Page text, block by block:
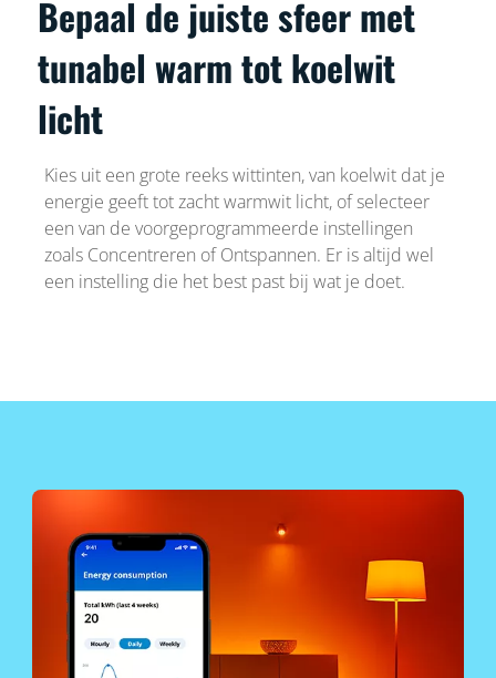
Bepaal de juiste sfeer met
tunabel warm tot koelwit
licht
Kies uit een grote reeks wittinten, van koelwit dat je
energie geeft tot zacht warmwit licht, of selecteer
een van de voorgeprogrammeerde instellingen
zoals Concentreren of Ontspannen. Er is altijd wel
een instelling die het best past bij wat je doet.